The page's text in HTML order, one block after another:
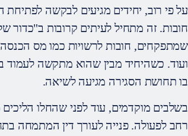
על פי רוב, יחידים מגיעים לבקשה
חובות. זה מתחיל לעיתים קרובות ב"כדור
שמתפקחים, חובות לרשויות כמו מס הכנסה
ועוד. כשהיחיד מבין שהוא מתקשה לעמוד
בו תחושת הסגירה מגיעה לשיאה.
בשלבים מוקדמים, עוד לפני שהחלו הליכים
רחב לפעולה. פנייה לעורך דין המתמחה